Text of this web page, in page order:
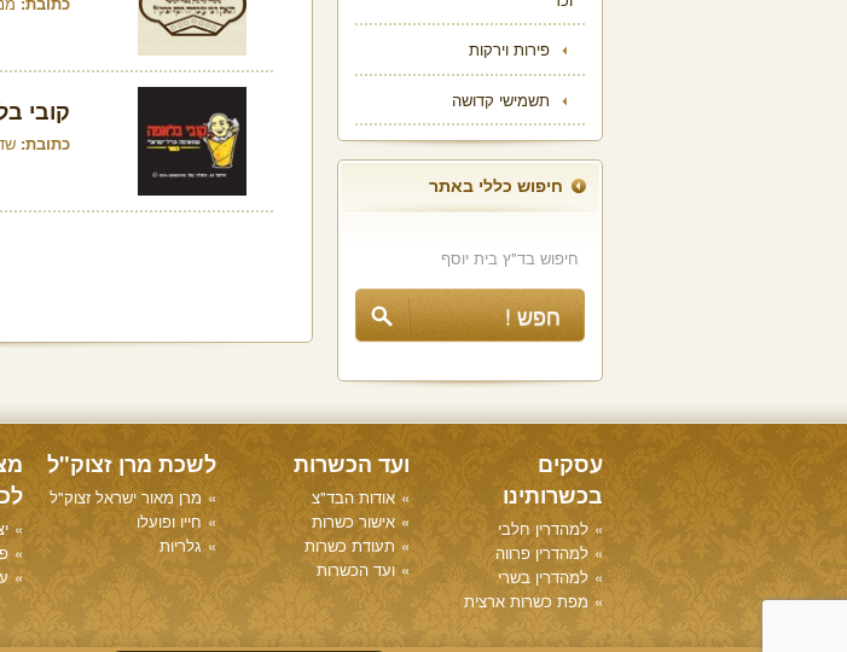
פירות וירקות
תשמישי קדושה
חיפוש כללי באתר
קובי
כתובת:
עסקים
בכשרותינו
למהדרין חלבי
למהדרין פרווה
למהדרין בשרי
מפת כשרות ארצית
ועד הכשרות
אודות הבד"צ
אישור כשרות
תעודת כשרות
ועד הכשרות
לשכת מרן זצוק"ל
מרן מאור ישראל זצוק"ל
חייו ופועלו
גלריות